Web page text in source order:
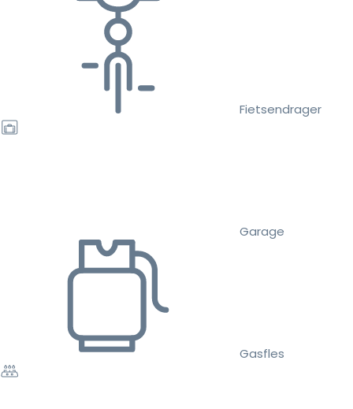
Fietsendrager
Garage
Gasfles